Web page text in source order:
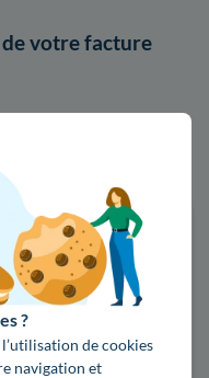
?
de cookies
navigation et
votre facture
EDF et ses
comparateur
d'énergie
Gaz naturel